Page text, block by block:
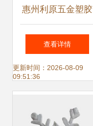
惠州利原五金塑胶
装饰盒产品列表 多
彩塑料工艺品的精
查看详情
更新时间：2026-08-09
09:51:36